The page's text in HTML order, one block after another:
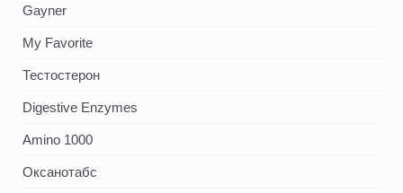
Gayner
My Favorite
Тестостерон
Digestive Enzymes
Amino 1000
Оксанотабс